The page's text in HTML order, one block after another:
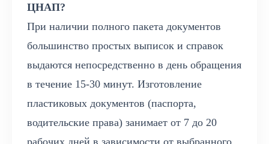
ЦНАП?
При наличии полного пакета документов
большинство простых выписок и справок
выдаются непосредственно в день обращения
в течение 15-30 минут. Изготовление
пластиковых документов (паспорта,
водительские права) занимает от 7 до 20